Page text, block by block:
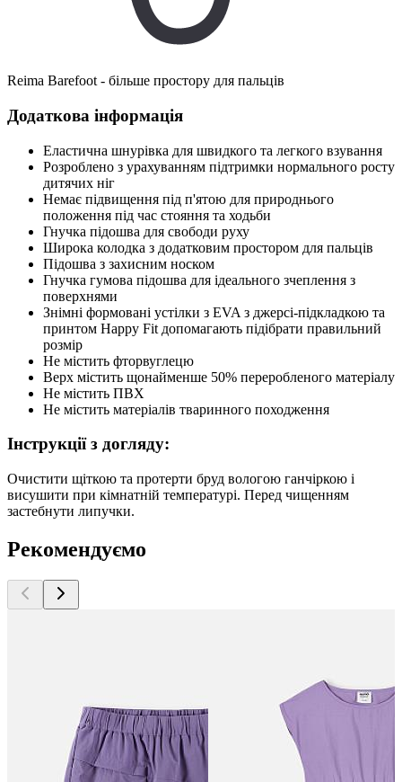
Reima Barefoot - більше простору для пальців
Додаткова інформація
Еластична шнурівка для швидкого та легкого взування
Розроблено з урахуванням підтримки нормального росту
дитячих ніг
Немає підвищення під п'ятою для природнього
положення під час стояння та ходьби
Гнучка підошва для свободи руху
Широка колодка з додатковим простором для пальців
Підошва з захисним носком
Гнучка гумова підошва для ідеального зчеплення з
поверхнями
Знімні формовані устілки з EVA з джерсі-підкладкою та
принтом Happy Fit допомагають підібрати правильний
розмір
Не містить фторвуглецю
Верх містить щонайменше 50% переробленого матеріалу
Не містить ПВХ
Не містить матеріалів тваринного походження
Інструкції з догляду:
Очистити щіткою та протерти бруд вологою ганчіркою і
висушити при кімнатній температурі. Перед чищенням
застебнути липучки.
Рекомендуємо